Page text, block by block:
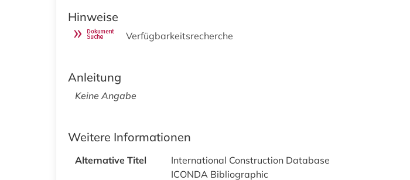
Hinweise
Verfügbarkeitsrecherche
Anleitung
Keine Angabe
Weitere Informationen
Alternative Titel
International Construction Database
ICONDA Bibliographic